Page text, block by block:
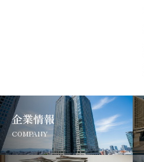
企業情報
COMPANY